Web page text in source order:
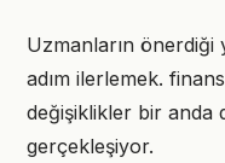
Uzmanların önerdiği
adım ilerlemek.
değişiklikler bir anda
gerçekleşiyor.